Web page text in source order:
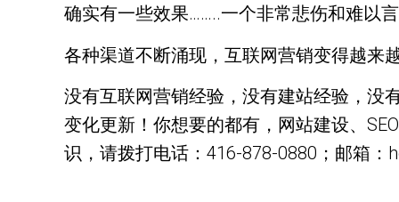
确实有一些效果……..一个非常悲伤和难以
各种渠道不断涌现，互联网营销变得越来
没有互联网营销经验，没有建站经验，没
变化更新！你想要的都有，网站建设、
识，请拨打电话：416-878-0880；邮箱：